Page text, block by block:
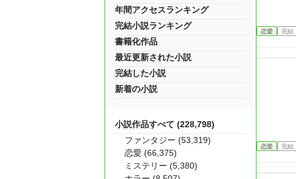
恋愛 完結
恋愛 完結
年間アクセスランキング
完結小説ランキング
書籍化作品
最近更新された小説
完結した小説
新着の小説
小説作品すべて (228,798)
ファンタジー (53,319)
恋愛 (66,375)
ミステリー (5,380)